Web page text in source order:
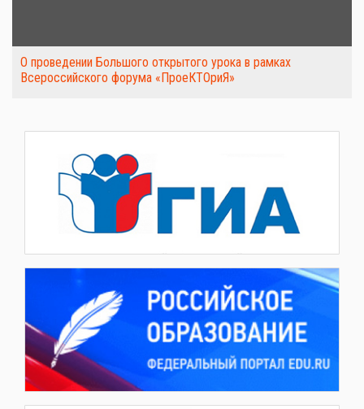
О проведении Большого открытого урока в рамках
Всероссийского форума «ПроеКТОриЯ»